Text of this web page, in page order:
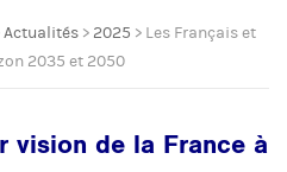
Actualités > 2025 > Les Français et
2035 et 2050
vision de la France à